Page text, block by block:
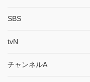
SBS
tvN
チャンネルA